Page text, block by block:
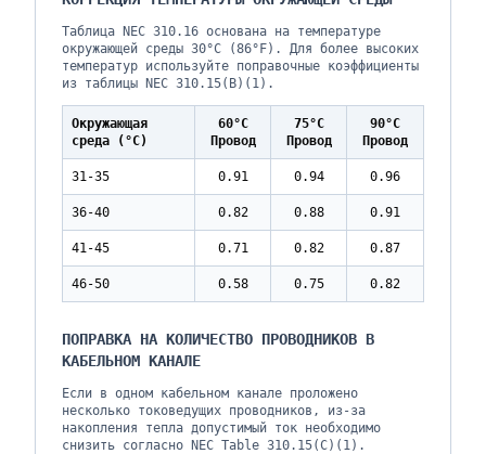
Таблица NEC 310.16 основана на температуре
окружающей среды 30°C (86°F). Для более высоких
температур используйте поправочные коэффициенты
из таблицы NEC 310.15(B)(1).
Окружающая
среда (°C)
60°C
Провод
75°C
Провод
90°C
Провод
31-35 0.91 0.94 0.96
36-40 0.82 0.88 0.91
41-45 0.71 0.82 0.87
46-50 0.58 0.75 0.82
ПОПРАВКА НА КОЛИЧЕСТВО ПРОВОДНИКОВ В
КАБЕЛЬНОМ КАНАЛЕ
Если в одном кабельном канале проложено
несколько токоведущих проводников, из-за
накопления тепла допустимый ток необходимо
снизить согласно NEC Table 310.15(C)(1).